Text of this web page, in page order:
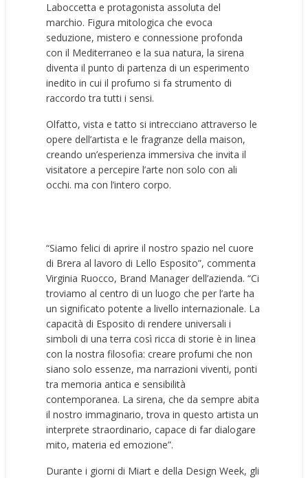
Laboccetta e protagonista assoluta del
marchio. Figura mitologica che evoca
seduzione, mistero e connessione profonda
con il Mediterraneo e la sua natura, la sirena
diventa il punto di partenza di un esperimento
inedito in cui il profumo si fa strumento di
raccordo tra tutti i sensi.
Olfatto, vista e tatto si intrecciano attraverso le
opere dell’artista e le fragranze della maison,
creando un’esperienza immersiva che invita il
visitatore a percepire l’arte non solo con ali
occhi. ma con l’intero corpo.
“Siamo felici di aprire il nostro spazio nel cuore
di Brera al lavoro di Lello Esposito”, commenta
Virginia Ruocco, Brand Manager dell’azienda. “Ci
troviamo al centro di un luogo che per l’arte ha
un significato potente a livello internazionale. La
capacità di Esposito di rendere universali i
simboli di una terra così ricca di storie è in linea
con la nostra filosofia: creare profumi che non
siano solo essenze, ma narrazioni viventi, ponti
tra memoria antica e sensibilità
contemporanea. La sirena, che da sempre abita
il nostro immaginario, trova in questo artista un
interprete straordinario, capace di far dialogare
mito, materia ed emozione”.
Durante i giorni di Miart e della Design Week, gli